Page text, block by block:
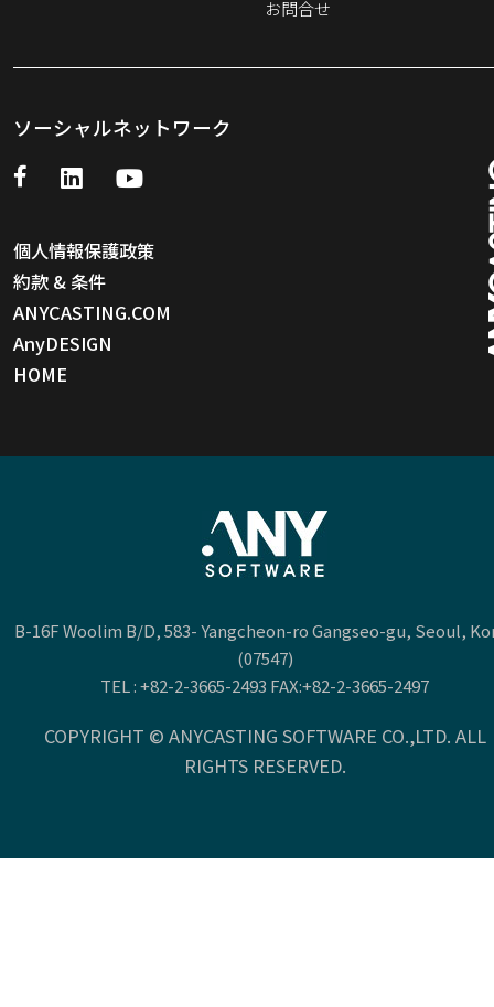
お問合せ
ソーシャルネットワーク
個人情報保護政策
約款 & 条件
ANYCASTING.COM
AnyDESIGN
HOME
B-16F Woolim B/D, 583- Yangcheon-ro Gangseo-gu, Seoul,
(07547)
TEL :+82-2-3665-2493 FAX:+82-2-3665-2497
COPYRIGHT © ANYCASTING SOFTWARE CO.,LTD. ALL
RIGHTS RESERVED.